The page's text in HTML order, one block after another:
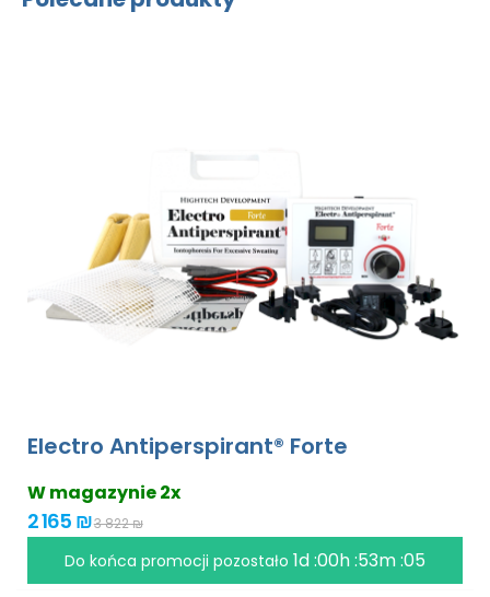
Electro Antiperspirant® Forte
W magazynie 2x
2 165 ₪3 822 ₪
Do końca promocji pozostało 1d :00h :53m :04